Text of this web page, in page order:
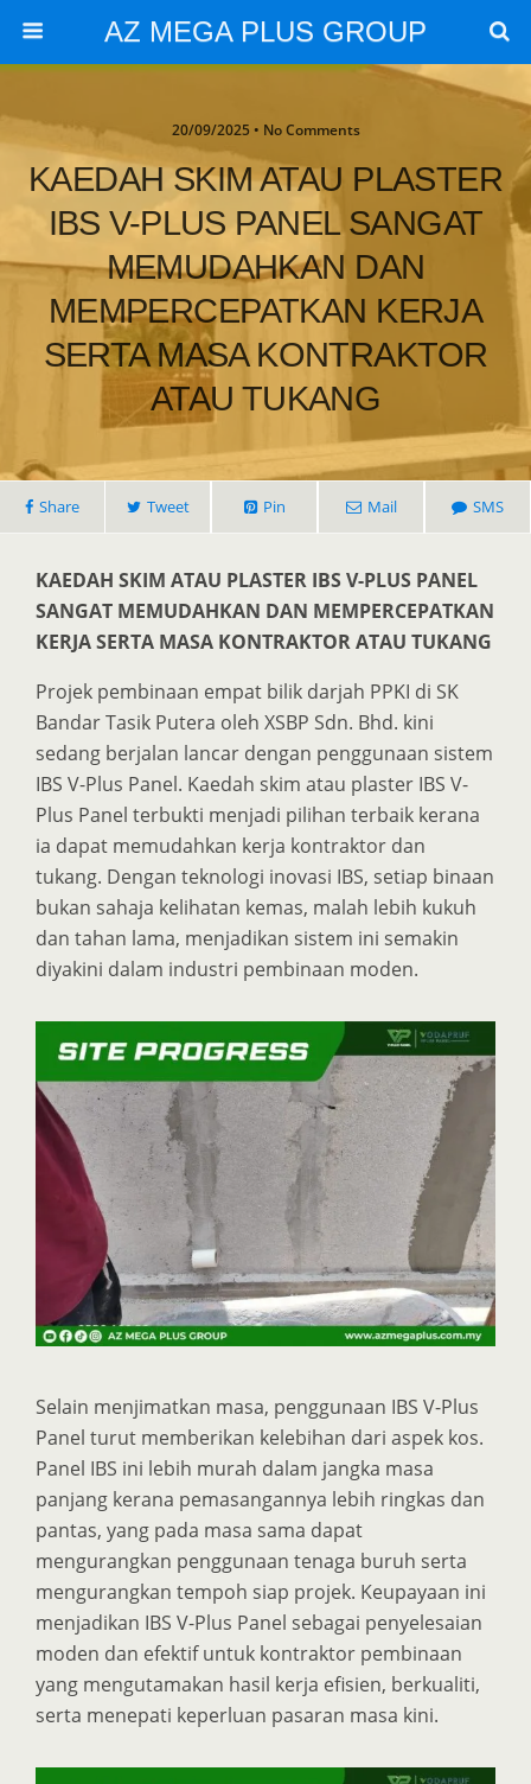
AZ MEGA PLUS GROUP
20/09/2025 • No Comments
KAEDAH SKIM ATAU PLASTER
IBS V-PLUS PANEL SANGAT
MEMUDAHKAN DAN
MEMPERCEPATKAN KERJA
SERTA MASA KONTRAKTOR
ATAU TUKANG
Share Tweet Pin Mail SMS
KAEDAH SKIM ATAU PLASTER IBS V-PLUS PANEL
SANGAT MEMUDAHKAN DAN MEMPERCEPATKAN
KERJA SERTA MASA KONTRAKTOR ATAU TUKANG
Projek pembinaan empat bilik darjah PPKI di SK
Bandar Tasik Putera oleh XSBP Sdn. Bhd. kini
sedang berjalan lancar dengan penggunaan sistem
IBS V-Plus Panel. Kaedah skim atau plaster IBS V-
Plus Panel terbukti menjadi pilihan terbaik kerana
ia dapat memudahkan kerja kontraktor dan
tukang. Dengan teknologi inovasi IBS, setiap binaan
bukan sahaja kelihatan kemas, malah lebih kukuh
dan tahan lama, menjadikan sistem ini semakin
diyakini dalam industri pembinaan moden.
Selain menjimatkan masa, penggunaan IBS V-Plus
Panel turut memberikan kelebihan dari aspek kos.
Panel IBS ini lebih murah dalam jangka masa
panjang kerana pemasangannya lebih ringkas dan
pantas, yang pada masa sama dapat
mengurangkan penggunaan tenaga buruh serta
mengurangkan tempoh siap projek. Keupayaan ini
menjadikan IBS V-Plus Panel sebagai penyelesaian
moden dan efektif untuk kontraktor pembinaan
yang mengutamakan hasil kerja efisien, berkualiti,
serta menepati keperluan pasaran masa kini.